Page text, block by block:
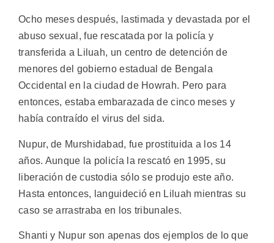
Ocho meses después, lastimada y devastada por el
abuso sexual, fue rescatada por la policía y
transferida a Liluah, un centro de detención de
menores del gobierno estadual de Bengala
Occidental en la ciudad de Howrah. Pero para
entonces, estaba embarazada de cinco meses y
había contraído el virus del sida.
Nupur, de Murshidabad, fue prostituida a los 14
años. Aunque la policía la rescató en 1995, su
liberación de custodia sólo se produjo este año.
Hasta entonces, languideció en Liluah mientras su
caso se arrastraba en los tribunales.
Shanti y Nupur son apenas dos ejemplos de lo que